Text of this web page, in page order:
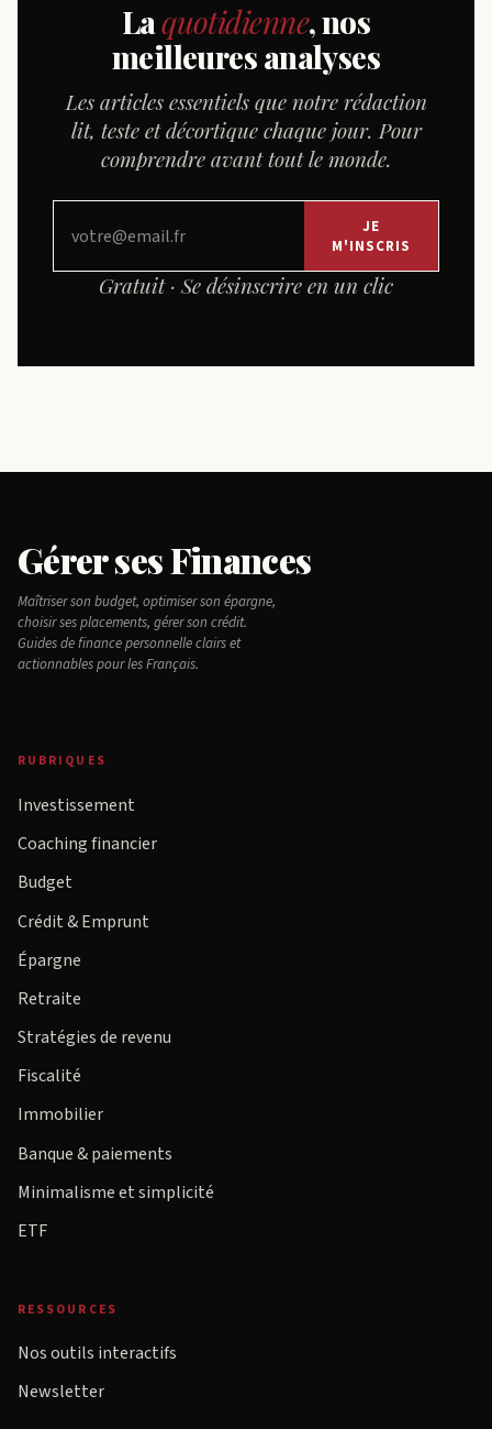
Laquotidienne, nos
meilleures analyses
Les articles essentiels que notre rédaction
lit, teste et décortique chaque jour. Pour
comprendre avant tout le monde.
JE
M'INSCRIS
Gratuit · Se désinscrire en un clic
Gérer ses Finances
Maîtriser son budget, optimiser son épargne,
choisir ses placements, gérer son crédit.
Guides de finance personnelle clairs et
actionnables pour les Français.
RUBRIQUES
Investissement
Coaching financier
Budget
Crédit & Emprunt
Épargne
Retraite
Stratégies de revenu
Fiscalité
Immobilier
Banque & paiements
Minimalisme et simplicité
ETF
RESSOURCES
Nos outils interactifs
Newsletter